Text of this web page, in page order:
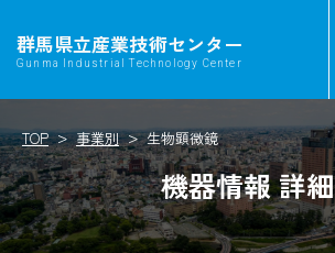
群馬県立産業技術センター
Gunma Industrial Technology Center
TOP 事業別 生物顕微鏡
機器情報 詳細